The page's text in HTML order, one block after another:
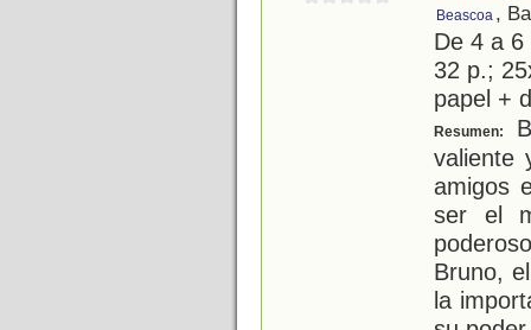
Beascoa ,
De 4 a
32 p.;
papel +
Resumen:
valiente
amigos
ser el
Bruno,
la